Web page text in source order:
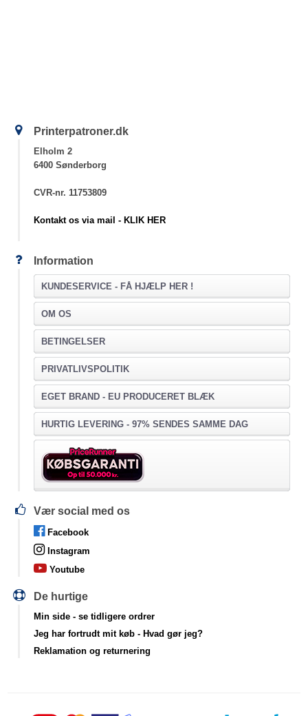
Printerpatroner.dk
Elholm 2
6400 Sønderborg
CVR-nr. 11753809
Kontakt os via mail - KLIK HER
Information
KUNDESERVICE - FÅ HJÆLP HER !
OM OS
BETINGELSER
PRIVATLIVSPOLITIK
EGET BRAND - EU PRODUCERET BLÆK
HURTIG LEVERING - 97% SENDES SAMME DAG
Vær social med os
Facebook
Instagram
Youtube
De hurtige
Min side - se tidligere ordrer
Jeg har fortrudt mit køb - Hvad gør jeg?
Reklamation og returnering